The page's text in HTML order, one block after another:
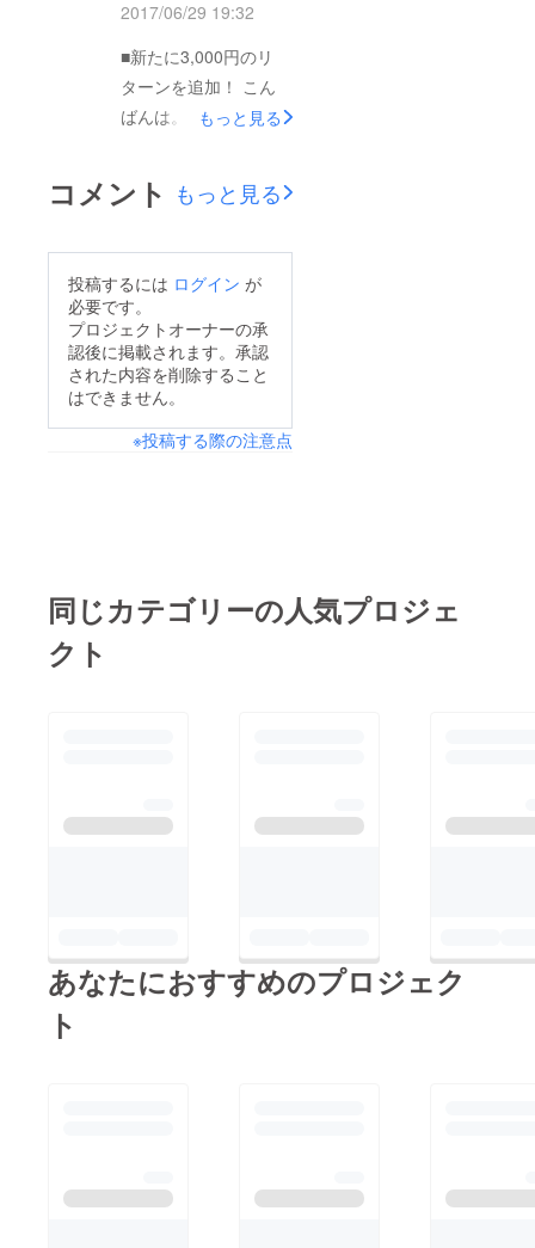
いと思っています。な
戸、という超ローカル
な場所でのリゾートの
イメージがつきづらい
れませんが、むしろ
こそ、地域活性化につ
なげるには良いモデル
だと考えています。
ご支援の検討に際し不
明な点があればお気軽
にご連絡ください。
まだまだいろんな手を
打っていきたいと思っ
て超満員の東海道本線
を堪能しました('Д') さ
て、伊東駅で現地の不
車に乗せてもらい、富
戸に着くとすでにNPO
長がお待ちでした。さ
ざなみハウスの中を見
せながらいろいろな話
をして１時間余り。や
はり地元の方々との連
理解いただくことが非
2017/06/29 19:32
■新たに3,000円のリ
ターンを追加！ こん
ばんは。 もっと気軽
と思い、本日は3,000
円のリターンを追加し
スに設置予定のボード
にお名前を記載させて
いただくのに加え、オ
リジナルマグカップを
れで少しでもご支援が
要ですが、とりあえず
現段階ではこんな感じ
す。
もっと見る
コメント もっと見る
投稿するには ログイン が
必要です。
プロジェクトオーナーの承
認後に掲載されます。承認
された内容を削除すること
はできません。
※投稿する際の注意点
同じカテゴリーの人気プロジェ
クト
あなたにおすすめのプロジェク
ト